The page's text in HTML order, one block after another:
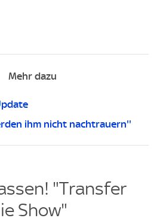
Mehr dazu
ihm nicht nachtrauern''
"Transfer
Show"